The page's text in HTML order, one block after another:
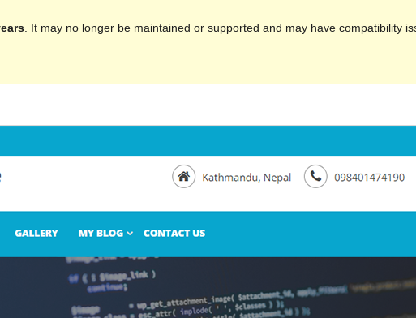
. It may no longer be maintained or supported and may have compatibility
সর্বশেষ
সক্রিয়